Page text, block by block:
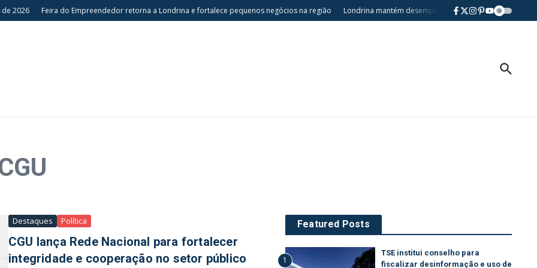
2026 Feira do Empreendedor retorna a Londrina e fortalece pequenos negócios na região Londrina mantém desempenho no Ideb e destaca
Destaques Política
CGU lança Rede Nacional para fortalecer
integridade e cooperação no setor público
Featured Posts
1
TSE institui conselho para
fiscalizar desinformação e uso de